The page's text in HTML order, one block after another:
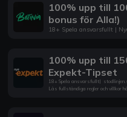
100% upp till
bonus för Alla!)
18+ Spela ansvarsfullt |
100% upp till
Expekt-Tipset
18+ Spela ansvarsfullt|
Läs fullständiga regler och villkor